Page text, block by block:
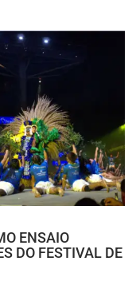
ENSAIO
DO FESTIVAL DE